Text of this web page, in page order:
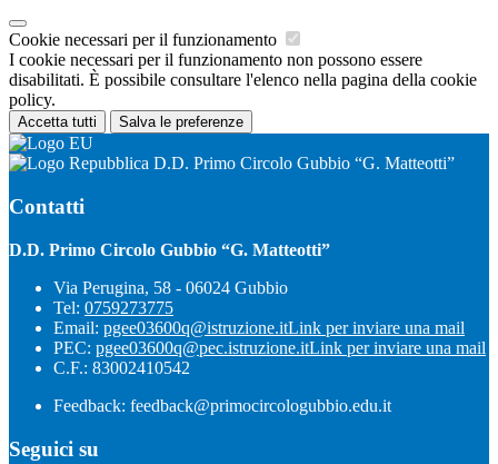
Cookie necessari per il funzionamento
I cookie necessari per il funzionamento non possono essere
disabilitati. È possibile consultare l'elenco nella pagina della cookie
policy.
Accetta tutti Salva le preferenze
D.D. Primo Circolo Gubbio “G. Matteotti”
Contatti
D.D. Primo Circolo Gubbio “G. Matteotti”
Via Perugina, 58 - 06024 Gubbio
Tel: 0759273775
Email: pgee03600q@istruzione.itLink per inviare una mail
PEC: pgee03600q@pec.istruzione.itLink per inviare una mail
C.F.: 83002410542
Feedback: feedback@primocircologubbio.edu.it
Seguici su